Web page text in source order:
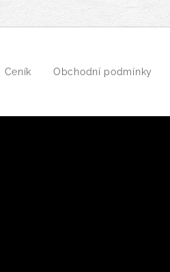
Ceník Obchodní podmínky